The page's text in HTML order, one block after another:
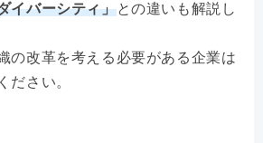
イバーシティ」との違いも解説し
の改革を考える必要がある企業は
ださい。